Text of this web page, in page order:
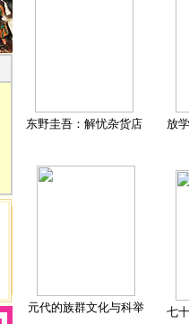
东野圭吾：解忧杂货店 放
元代的族群文化与科举 七